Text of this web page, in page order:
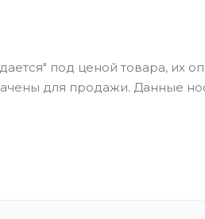
под ценой товара, их
для продажи. Данные